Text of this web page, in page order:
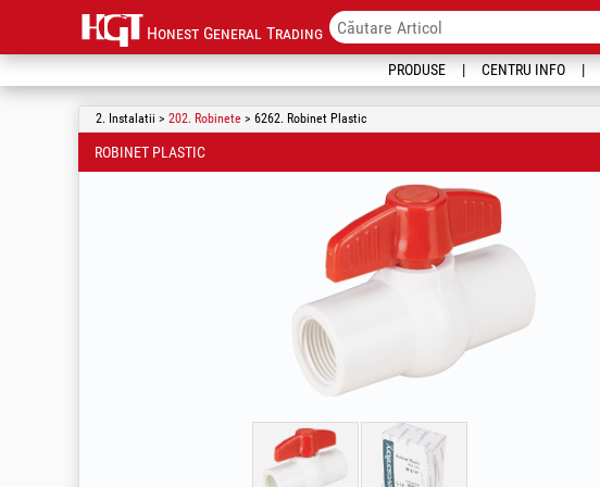
Honest General Trading
PRODUSE CENTRU INFO
2. Instalatii > 202. Robinete > 6262. Robinet Plastic
ROBINET PLASTIC